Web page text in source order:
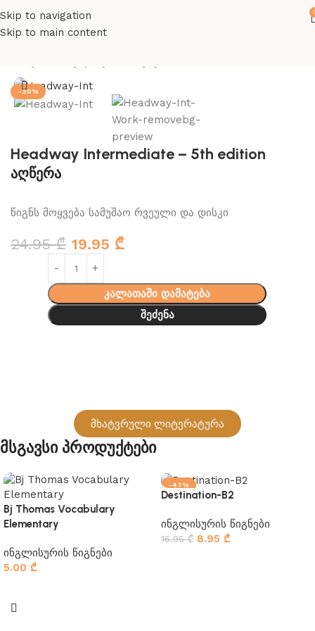
Skip to navigation
Skip to main content
-20%
Headway Intermediate – 5th edition
აღწერა
წიგნს მოყვება სამუშაო რვეული და დისკი
24.95₾ 19.95 ₾
კალათაში დამატება
შეძენა
მხატვრული ლიტერატურა
Მსგავსი Პროდუქტები
Bj Thomas Vocabulary
Elementary
ინგლისურის წიგნები
5.00 ₾
-47%
Destination-B2
ინგლისურის წიგნები
16.95₾ 8.95 ₾